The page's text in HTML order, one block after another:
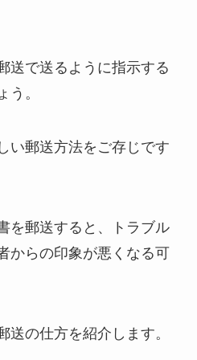
送で送るように指示する
う。
い郵送方法をご存じです
を郵送すると、トラブル
からの印象が悪くなる可
送の仕方を紹介します。